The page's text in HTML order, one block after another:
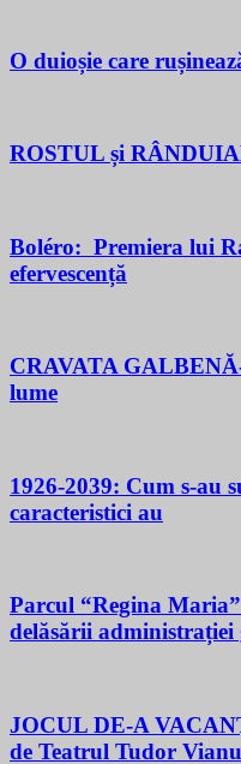
O duioșie care
ROSTUL și
Boléro: Premiera lui
efervescență
CRAVATA
lume
1926-2039: Cum s-au
caracteristici au
Parcul “Regina
delăsării administrației
JOCUL DE-A
de Teatrul Tudor Vianu